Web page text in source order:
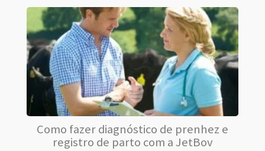
Como fazer diagnóstico de prenhez e
registro de parto com a JetBov